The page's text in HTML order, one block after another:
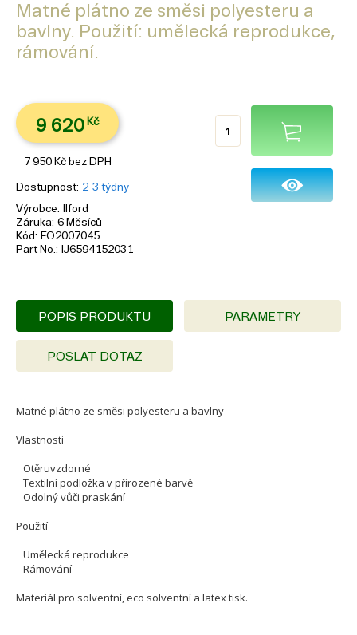
Matné plátno ze směsi polyesteru a
bavlny. Použití: umělecká reprodukce,
rámování.
9 620 Kč
7 950 Kč bez DPH
Dostupnost 2-3 týdny
Výrobce
Ilford
Záruka 6 Měsíců
Kód
FO2007045
Part No.
IJ6594152031
POPIS PRODUKTU PARAMETRY
POSLAT DOTAZ
Matné plátno ze směsi polyesteru a bavlny
Vlastnosti
Otěruvzdorné
Textilní podložka v přirozené barvě
Odolný vůči praskání
Použití
Umělecká reprodukce
Rámování
Materiál pro solventní, eco solventní a latex tisk.